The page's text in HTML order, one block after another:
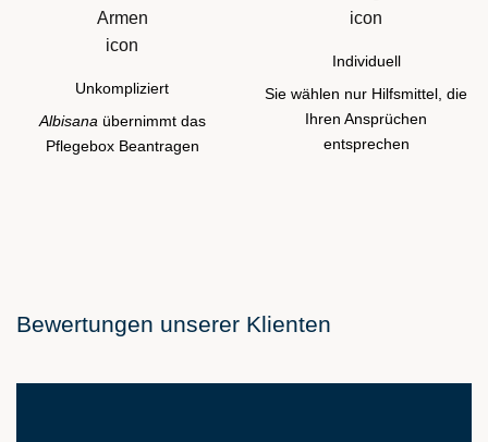
Unkompliziert
Albisana übernimmt das
Pflegebox Beantragen
Individuell
Sie wählen nur Hilfsmittel, die
Ihren Ansprüchen
entsprechen
Bewertungen unserer Klienten